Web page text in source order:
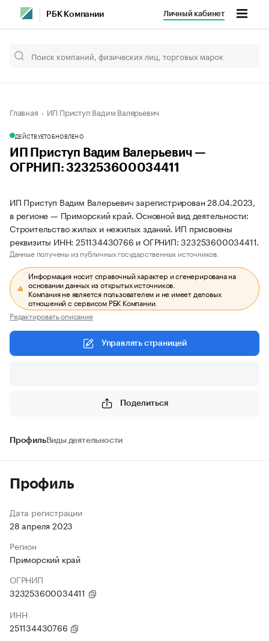
РБК Компании Личный кабинет
Главная ИП Приступ Вадим Валерьевич
ДЕЙСТВУЕТОБНОВЛЕНО
ИП Приступ Вадим Валерьевич —
ОГРНИП: 323253600034411
ИП Приступ Вадим Валерьевич зарегистрирован 28.04.2023,
в регионе — Приморский край. Основной вид деятельности:
Строительство жилых и нежилых зданий. ИП присвоены
реквизиты ИНН: 251134430766 и ОГРНИП: 323253600034411.
Данные получены из публичных государственных источников.
Информация носит справочный характер и сгенерирована на
основании данных из открытых источников.
Компания не является пользователем и не имеет деловых
отношений с сервисом РБК Компании.
Редактировать описание
Управлять страницей
Поделиться
ПрофильВиды деятельности
Профиль
Дата регистрации
28 апреля 2023
Регион
Приморский край
ОГРНИП
323253600034411
ИНН
251134430766